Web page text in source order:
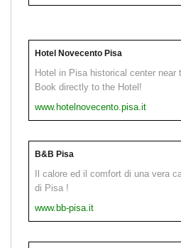
Hotel Novecento Pisa
Hotel in Pisa historical center near
Book directly to the Hotel!
www.hotelnovecento.pisa.it
B&B Pisa
Il calore ed il comfort di una vera
di Pisa !
www.bb-pisa.it